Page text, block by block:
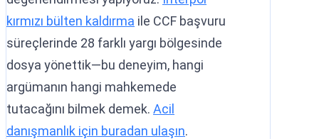
kırmızı bülten kaldırma ile CCF başvuru
süreçlerinde 28 farklı yargı bölgesinde
dosya yönettik—bu deneyim, hangi
argümanın hangi mahkemede
tutacağını bilmek demek. Acil
danışmanlık için buradan ulaşın.